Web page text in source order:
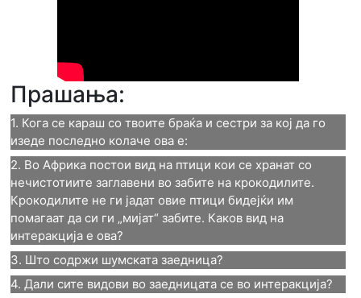
Прашања:
1. Кога се караш со твоите браќа и сестри за кој да го
изеде последно колаче ова е:
1. Кога се караш со твоите
браќа и сестри за кој да го
изеде последно колаче ова е:
Позитивна, интерспецифична
2. Во Африка постои вид на птици кои се хранат со
нечистотиите заглавени во забите на крокодилите.
Крокодилите не ги јадат овие птици бидејќи им
помагаат да си ги „мијат“ забите. Каков вид на
интеракција е ова?
2. Во Африка постои вид на
3. Што содржи шумската заедница?
4. Дали сите видови во заедницата се во интеракција?